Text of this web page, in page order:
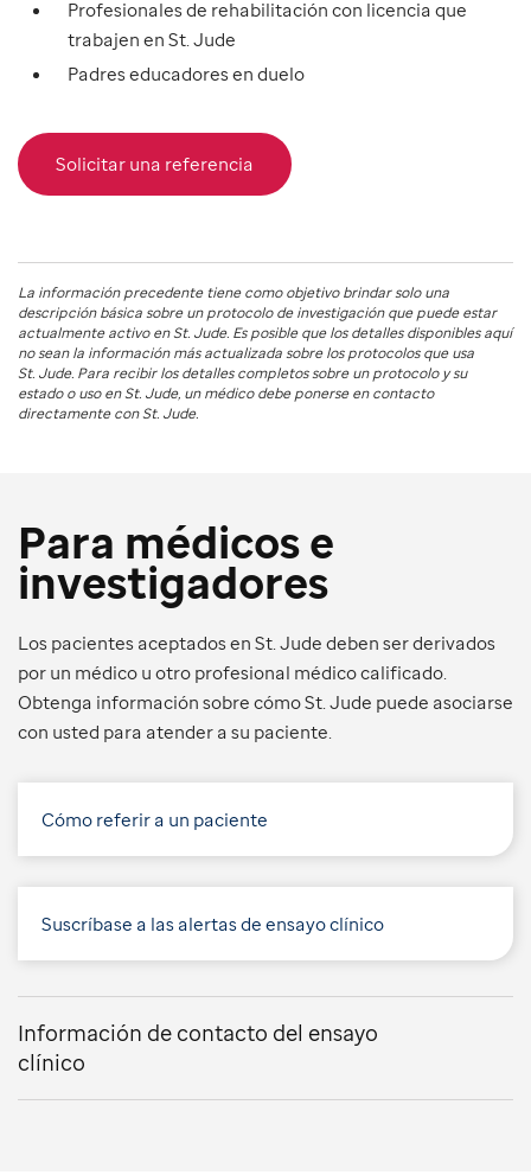
Profesionales de rehabilitación con licencia que
trabajen en St. Jude
Padres educadores en duelo
Solicitar una referencia
La información precedente tiene como objetivo brindar solo una
descripción básica sobre un protocolo de investigación que puede estar
actualmente activo enSt. Jude. Es posible que los detalles disponibles aquí
no sean la información más actualizada sobre los protocolos que usa
St. Jude. Para recibir los detalles completos sobre un protocolo y su
estado o uso enSt. Jude, un médico debe ponerse en contacto
directamente con St. Jude.
Para médicos e
investigadores
Los pacientes aceptados en St. Jude deben ser derivados
por un médico u otro profesional médico calificado.
Obtenga información sobre cómo St. Jude puede asociarse
con usted para atender a su paciente.
Cómo referir a un paciente
Suscríbase a las alertas de ensayo clínico
Información de contacto del ensayo
clínico